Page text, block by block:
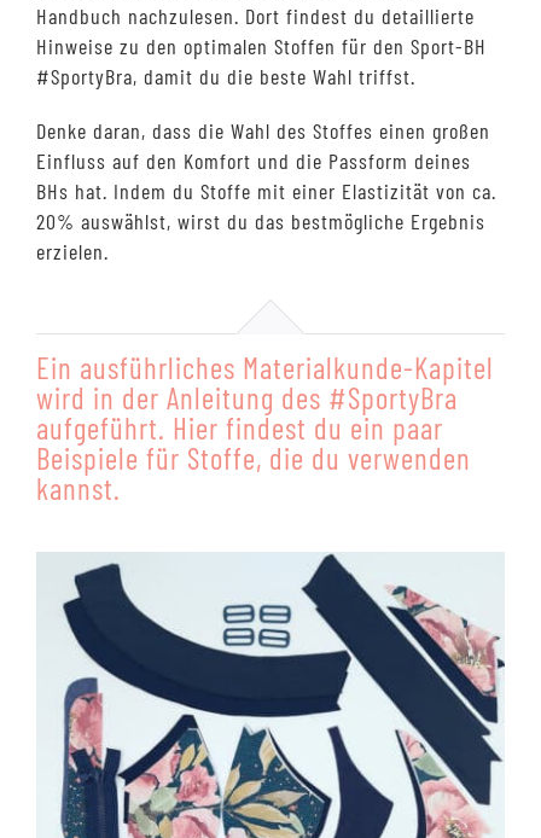
Handbuch nachzulesen. Dort findest du detaillierte
Hinweise zu den optimalen Stoffen für den Sport-BH
#SportyBra, damit du die beste Wahl triffst.
Denke daran, dass die Wahl des Stoffes einen großen
Einfluss auf den Komfort und die Passform deines
BHs hat. Indem du Stoffe mit einer Elastizität von ca.
20% auswählst, wirst du das bestmögliche Ergebnis
erzielen.
Ein ausführliches Materialkunde-Kapitel
wird in der Anleitung des #SportyBra
aufgeführt. Hier findest du ein paar
Beispiele für Stoffe, die du verwenden
kannst.